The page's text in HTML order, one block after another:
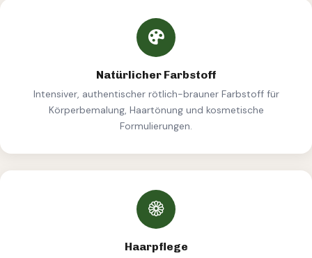
Natürlicher Farbstoff
Intensiver, authentischer rötlich-brauner Farbstoff für
Körperbemalung, Haartönung und kosmetische
Formulierungen.
Haarpflege